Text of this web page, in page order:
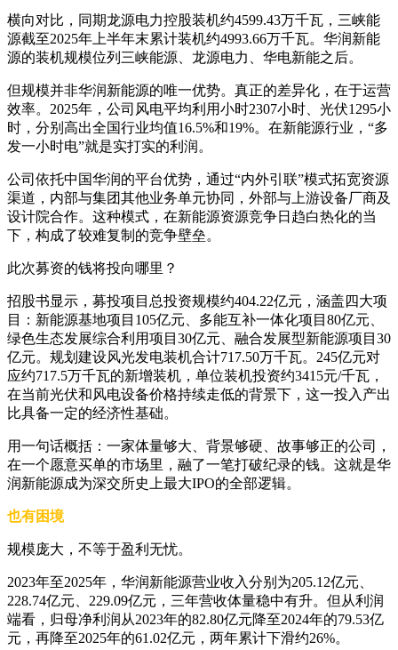
横向对比，同期龙源电力控股装机约4599.43万千瓦，三峡能
源截至2025年上半年末累计装机约4993.66万千瓦。华润新能
源的装机规模位列三峡能源、龙源电力、华电新能之后。
但规模并非华润新能源的唯一优势。真正的差异化，在于运营
效率。2025年，公司风电平均利用小时2307小时、光伏1295小
时，分别高出全国行业均值16.5%和19%。在新能源行业，“多
发一小时电”就是实打实的利润。
公司依托中国华润的平台优势，通过“内外引联”模式拓宽资源
渠道，内部与集团其他业务单元协同，外部与上游设备厂商及
设计院合作。这种模式，在新能源资源竞争日趋白热化的当
下，构成了较难复制的竞争壁垒。
此次募资的钱将投向哪里？
招股书显示，募投项目总投资规模约404.22亿元，涵盖四大项
目：新能源基地项目105亿元、多能互补一体化项目80亿元、
绿色生态发展综合利用项目30亿元、融合发展型新能源项目30
亿元。规划建设风光发电装机合计717.50万千瓦。245亿元对
应约717.5万千瓦的新增装机，单位装机投资约3415元/千瓦，
在当前光伏和风电设备价格持续走低的背景下，这一投入产出
比具备一定的经济性基础。
用一句话概括：一家体量够大、背景够硬、故事够正的公司，
在一个愿意买单的市场里，融了一笔打破纪录的钱。这就是华
润新能源成为深交所史上最大IPO的全部逻辑。
也有困境
规模庞大，不等于盈利无忧。
2023年至2025年，华润新能源营业收入分别为205.12亿元、
228.74亿元、229.09亿元，三年营收体量稳中有升。但从利润
端看，归母净利润从2023年的82.80亿元降至2024年的79.53亿
元，再降至2025年的61.02亿元，两年累计下滑约26%。